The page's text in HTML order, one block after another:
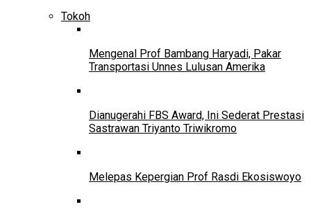
Tokoh
Mengenal Prof Bambang Haryadi, Pakar
Transportasi Unnes Lulusan Amerika
Dianugerahi FBS Award, Ini Sederat Prestasi
Sastrawan Triyanto Triwikromo
Melepas Kepergian Prof Rasdi Ekosiswoyo